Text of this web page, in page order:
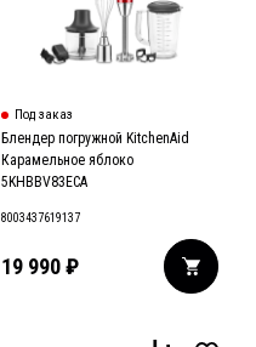
Под заказ
Блендер погружной KitchenAid
Карамельное яблоко
5KHBBV83ECA
8003437619137
19 990 ₽